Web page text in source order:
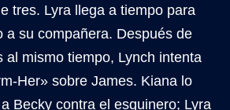
tres. Lyra llega a tiempo para
a su compañera. Después de
al mismo tiempo, Lynch intenta
Her» sobre James. Kiana lo
Becky contra el esquinero; Lyra